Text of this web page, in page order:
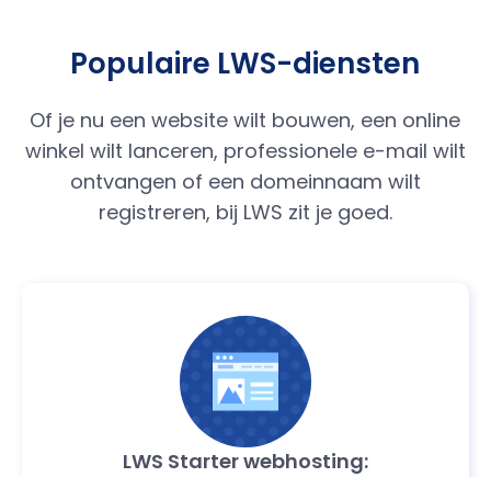
Populaire LWS-diensten
Of je nu een website wilt bouwen, een online
winkel wilt lanceren, professionele e-mail wilt
ontvangen of een domeinnaam wilt
registreren, bij LWS zit je goed.
LWS Starter webhosting: